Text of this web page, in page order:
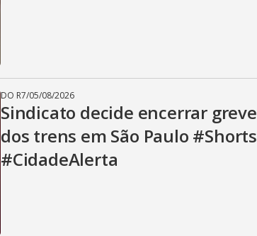
DO R7/05/08/2026
Sindicato decide encerrar greve
dos trens em São Paulo #Shorts
#CidadeAlerta